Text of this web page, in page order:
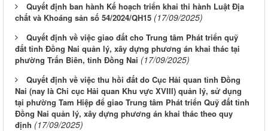
Quyết định ban hành Kế hoạch triển khai thi hành Luật Địa
chất và Khoáng sản số 54/2024/QH15 (17/09/2025)
Quyết định về việc giao đất cho Trung tâm Phát triển quỹ
đất tỉnh Đồng Nai quản lý, xây dựng phương án khai thác tại
phường Trấn Biên, tỉnh Đồng Nai (17/09/2025)
Quyết định về việc thu hồi đất do Cục Hải quan tỉnh Đồng
Nai (nay là Chi cục Hải quan Khu vực XVIII) quản lý, sử dụng
tại phường Tam Hiệp để giao Trung tâm Phát triển Quỹ đất tỉnh
Đồng Nai quản lý, xây dựng phương án khai thác theo quy
định (17/09/2025)